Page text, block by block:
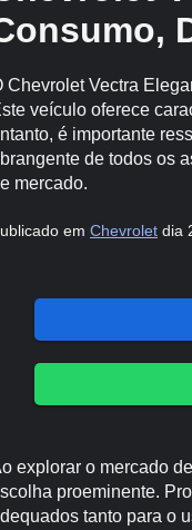
Chevrolet Vectra
veículo oferece
é importante
de todos os
mercado.
em Chevrolet dia
explorar o mercado
proeminente.
tanto para o